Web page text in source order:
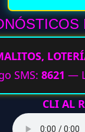
SMS: 8621 —
CLI AL